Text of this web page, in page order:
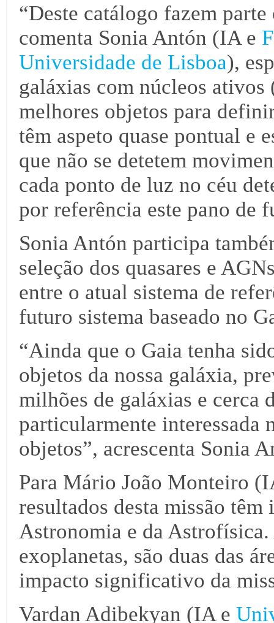
“Deste catálogo fazem
comenta Sonia Antón (IA e
Universidade de Lisboa),
galáxias com núcleos ativos
melhores objetos para
têm aspeto quase pontual e
que não se detetem
cada ponto de luz no céu
por referência este pano de
Sonia Antón participa
seleção dos quasares e
entre o atual sistema de
futuro sistema baseado no
“Ainda que o Gaia tenha
objetos da nossa galáxia,
milhões de galáxias e cerca
particularmente interessada
objetos”, acrescenta Sonia
Para Mário João Monteiro
resultados desta missão têm
Astronomia e da
exoplanetas, são duas das
impacto significativo da
Vardan Adibekyan (IA e